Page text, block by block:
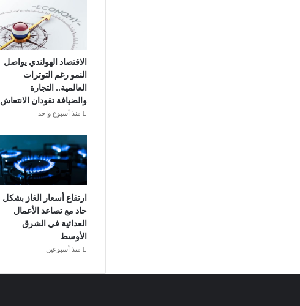
الاقتصاد الهولندي يواصل
النمو رغم التوترات
العالمية.. التجارة
والضيافة تقودان الانتعاش
منذ أسبوع واحد
ارتفاع أسعار الغاز بشكل
حاد مع تصاعد الأعمال
العدائية في الشرق
الأوسط
منذ أسبوعين